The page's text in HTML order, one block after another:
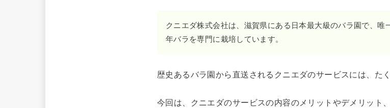
クニエダ株式会社は、滋賀県にある日本最大級のバラ園で、
年バラを専門に栽培しています。
歴史あるバラ園から直送されるクニエダのサービスには、た
今回は、クニエダのサービスの内容のメリットやデメリット